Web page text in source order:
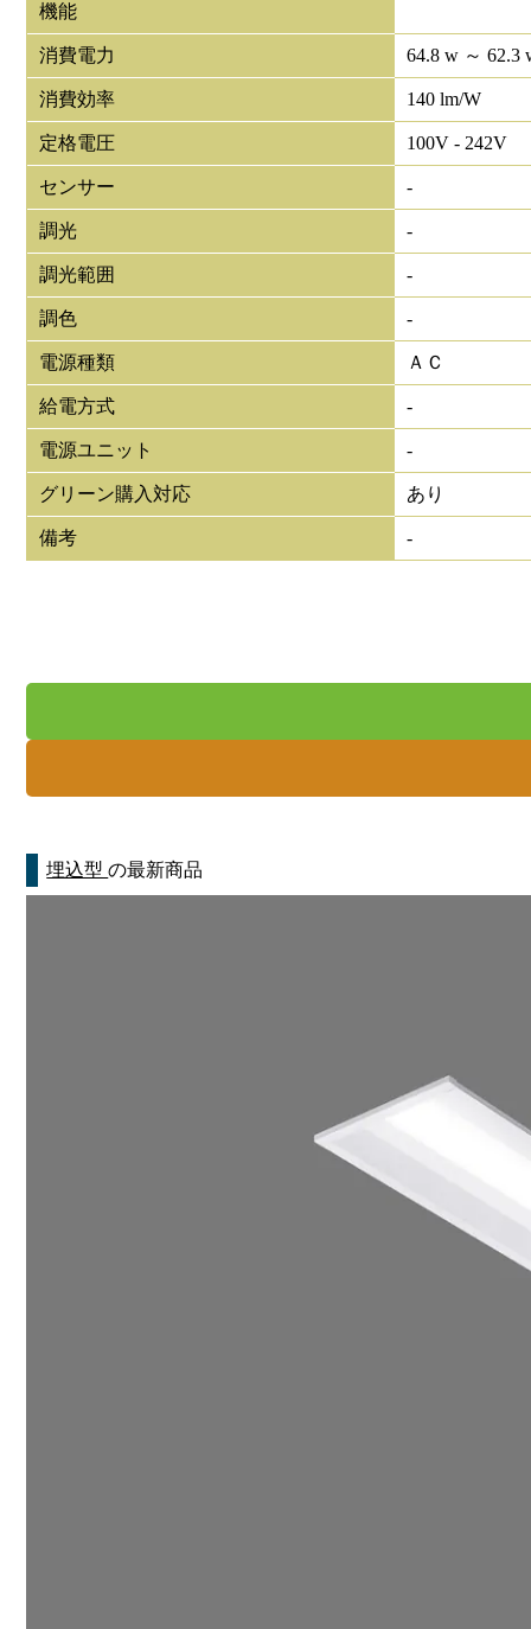
機能
消費電力 64.8 w ～ 62.3
消費効率 140 lm/W
定格電圧 100V - 242V
センサー -
調光 -
調光範囲 -
調色 -
電源種類 ＡＣ
給電方式 -
電源ユニット -
グリーン購入対応 あり
備考 -
埋込型の最新商品